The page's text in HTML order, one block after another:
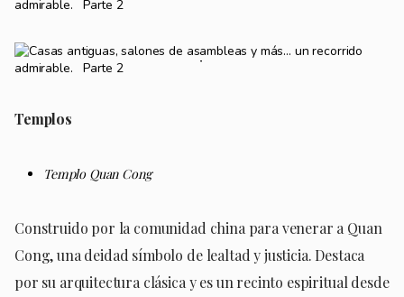
Templos
Templo Quan Cong
Construido por la comunidad china para venerar a Quan
Cong, una deidad símbolo de lealtad y justicia. Destaca
por su arquitectura clásica y es un recinto espiritual desde